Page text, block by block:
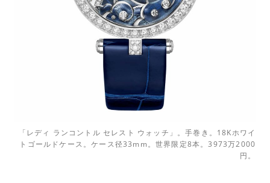
「レディ ランコントル セレスト ウォッチ」。手巻き。18Kホワイ
トゴールドケース。ケース径33mm。世界限定8本。3973万2000
円。